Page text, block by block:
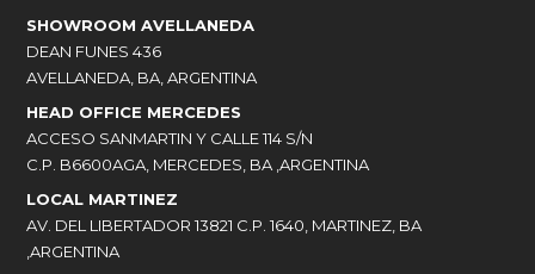
SHOWROOM AVELLANEDA
DEAN FUNES 436
AVELLANEDA, BA, ARGENTINA
HEAD OFFICE MERCEDES
ACCESO SANMARTIN Y CALLE 114 S/N
C.P. B6600AGA, MERCEDES, BA ,ARGENTINA
LOCAL MARTINEZ
AV. DEL LIBERTADOR 13821 C.P. 1640, MARTINEZ, BA
,ARGENTINA